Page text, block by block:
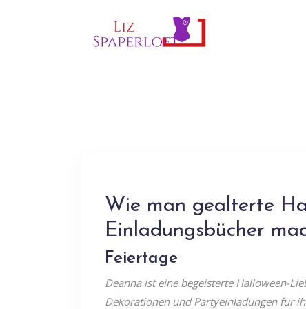
Wie man gealterte
Einladungsbücher
Feiertage
Deanna ist eine begeisterte Halloween-
Dekorationen und Partyeinladungen für